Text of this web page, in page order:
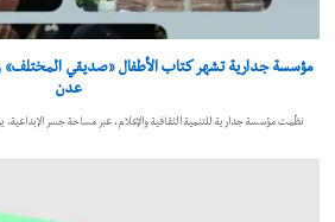
مؤسسة جدارية تشهر كتاب الأطفال «صديقي المختلف»
عدن
نظّمت مؤسسة جدارية للتنمية الثقافية والإعلام، عبر مساحة جسر الإبداعية، يوم الخميس 30